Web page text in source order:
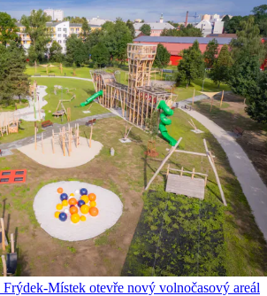
Místek otevře nový volnočasový areál